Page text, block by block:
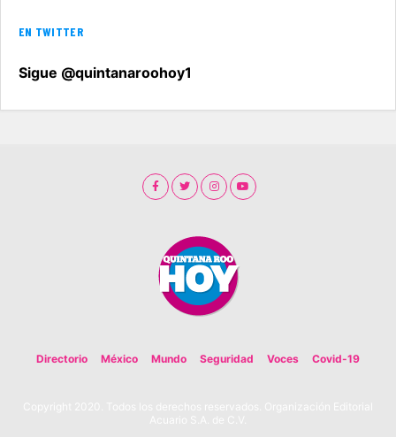
EN TWITTER
Sigue @quintanaroohoy1
Directorio México Mundo Seguridad Voces Covid-19